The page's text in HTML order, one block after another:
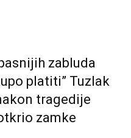
zabluda
platiti” Tuzlak
tragedije
zamke